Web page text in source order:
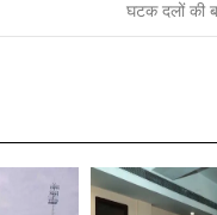
घटक दलों की